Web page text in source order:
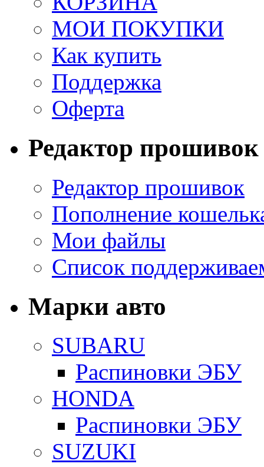
МОИ ПОКУПКИ
Как купить
Поддержка
Оферта
Редактор прошивок
Редактор прошивок
Пополнение
Мои файлы
Список
Марки авто
SUBARU
Распиновки ЭБУ
HONDA
Распиновки ЭБУ
SUZUKI